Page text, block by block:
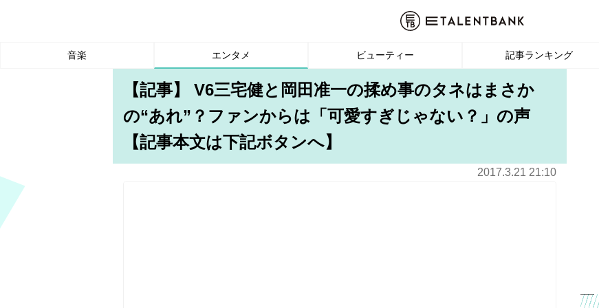
音楽 エンタメ ビューティー 記事ランキング
【記事】 V6三宅健と岡田准一の揉め事のタネはまさか
の“あれ”？ファンからは「可愛すぎじゃない？」の声
【記事本文は下記ボタンへ】
2017.3.21 21:10